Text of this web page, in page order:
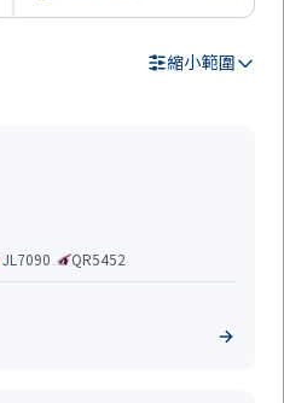
縮小範圍
JL7090 QR5452